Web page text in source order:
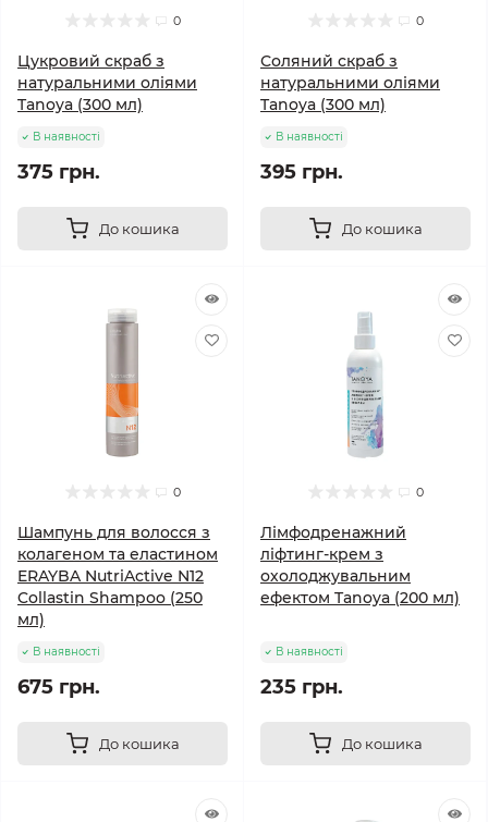
0
Цукровий скраб з
натуральними оліями
Tanoya (300 мл)
В наявності
375 грн.
До кошика
0
Соляний скраб з
натуральними оліями
Tanoya (300 мл)
В наявності
395 грн.
До кошика
0
Шампунь для волосся з
колагеном та еластином
ERAYBA NutriActive N12
Collastin Shampoo (250
мл)
В наявності
675 грн.
До кошика
0
Лімфодренажний
ліфтинг-крем з
охолоджувальним
ефектом Tanoya (200 мл)
В наявності
235 грн.
До кошика